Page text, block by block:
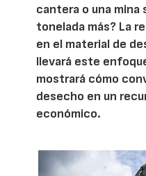
cantera o una mina
tonelada más? La
en el material de
llevará este
mostrará cómo
desecho en un
económico.